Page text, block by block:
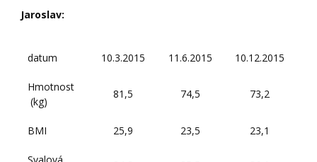
Jaroslav:
datum 10.3.2015 11.6.2015 10.12.2015
Hmotnost
(kg)
81,5 74,5 73,2
BMI 25,9 23,5 23,1